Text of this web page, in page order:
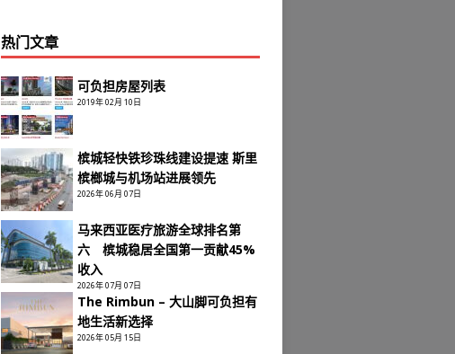
热门文章
可负担房屋列表
2019年 02月 10日
槟城轻快铁珍珠线建设提速 斯里
槟榔城与机场站进展领先
2026年 06月 07日
马来西亚医疗旅游全球排名第
六 槟城稳居全国第一贡献45%
收入
2026年 07月 07日
The Rimbun – 大山脚可负担有
地生活新选择
2026年 05月 15日